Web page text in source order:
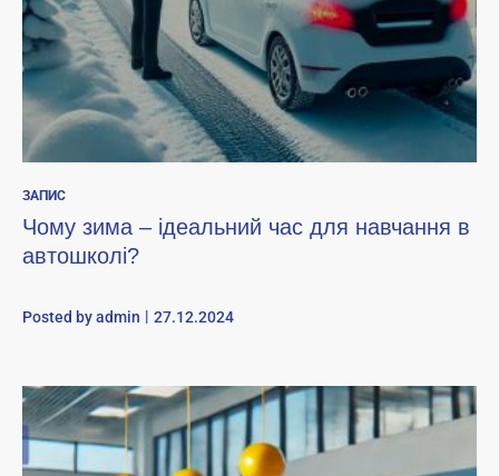
ЗАПИС
Чому зима – ідеальний час для навчання в
автошколі?
Posted byadmin 27.12.2024